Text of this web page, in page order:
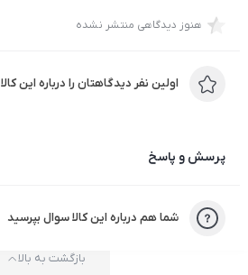
هنوز دیدگاهی منتشر نشده
اولین نفر دیدگاهتان را درباره این
پرسش و پاسخ
شما هم درباره این کالا سوال بپرسید
بازگشت به بالا